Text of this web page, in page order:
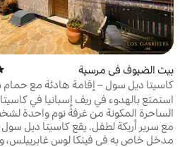
بيت الضيوف في مرسية
كاسيتا ديل سول – إقامة هادئة مع
مشترك
استمتع بالهدوء في ريف إسبانيا في كاسيتا
الساحرة المكونة من غرفة نوم واحدة
مع سرير أريكة لطفل. يقع كاسيتا ديل
مدخل خاص به في فينكا لوس غابرييلس،